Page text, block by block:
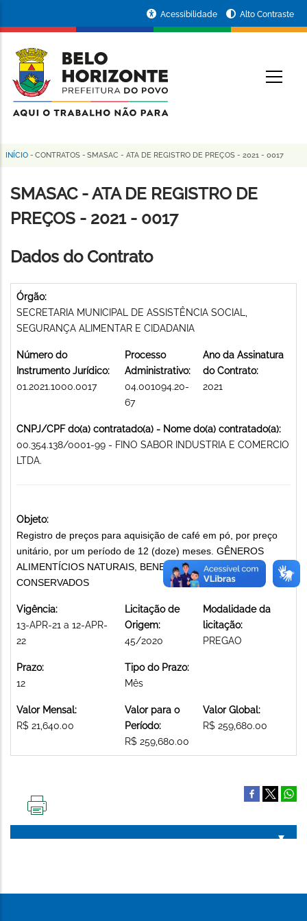
conteúdo
principal
da
Prefeitura
de
Horizonte
Acessibilidade Alto Contraste
Trilha
de
navegação
INÍCIO - CONTRATOS - SMASAC - ATA DE REGISTRO DE PREÇOS - 2021 - 0017
SMASAC - ATA DE REGISTRO DE
PREÇOS - 2021 - 0017
Dados do Contrato
Órgão:
SECRETARIA MUNICIPAL DE ASSISTÊNCIA SOCIAL,
SEGURANÇA ALIMENTAR E CIDADANIA
Número do
Instrumento Jurídico:
01.2021.1000.0017
Processo
Administrativo:
04.001094.20-
67
Ano da Assinatura
do Contrato:
2021
CNPJ/CPF do(a) contratado(a) - Nome do(a) contratado(a):
00.354.138/0001-99 - FINO SABOR INDUSTRIA E COMERCIO
LTDA.
Objeto:
Registro de preços para aquisição de café em pó, por preço
unitário, por um período de 12 (doze) meses. GÊNEROS
ALIMENTÍCIOS NATURAIS, BENEFICIADOS OU
CONSERVADOS
Vigência:
13-APR-21 a 12-APR-
22
Licitação de
Origem:
45/2020
Modalidade da
licitação:
PREGAO
Prazo:
12
Tipo do Prazo:
Mês
Valor Mensal:
R$ 21,640.00
Valor para o
Período:
R$ 259,680.00
Valor Global:
R$ 259,680.00
PÁGINA